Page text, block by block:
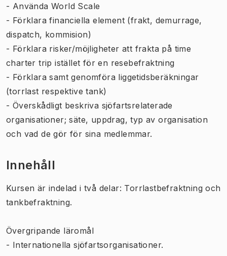
- Använda World Scale
- Förklara financiella element (frakt, demurrage,
dispatch, kommision)
- Förklara risker/möjligheter att frakta på time
charter trip istället för en resebefraktning
- Förklara samt genomföra liggetidsberäkningar
(torrlast respektive tank)
- Överskådligt beskriva sjöfartsrelaterade
organisationer; säte, uppdrag, typ av organisation
och vad de gör för sina medlemmar.
Innehåll
Kursen är indelad i två delar: Torrlastbefraktning och
tankbefraktning.
Övergripande läromål
- Internationella sjöfartsorganisationer.